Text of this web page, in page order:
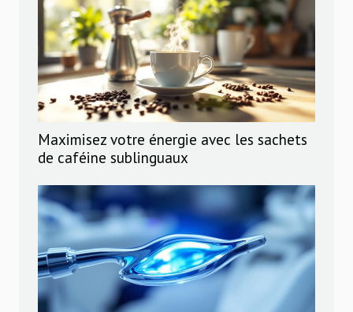
Maximisez votre énergie avec les sachets
de caféine sublinguaux